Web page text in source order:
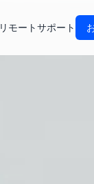
リモートサポート